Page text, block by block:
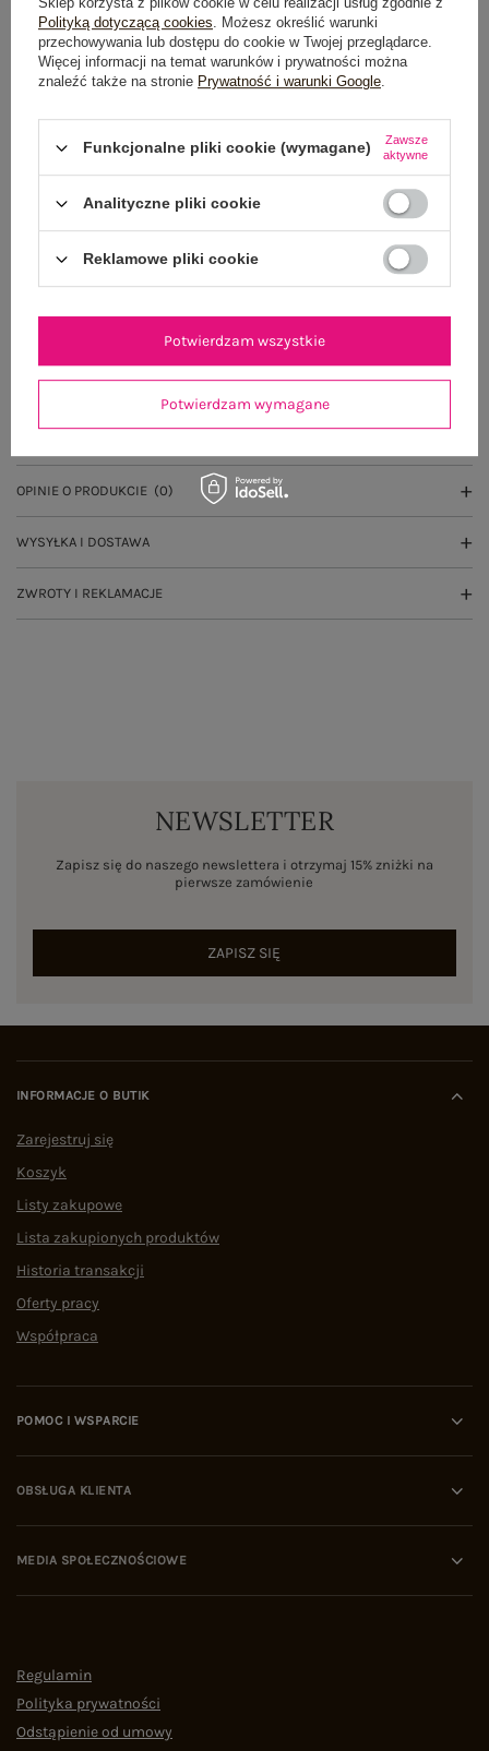
Możesz kupić także poprzez:
Dostawa od 7,99 zł
100 dni na zwrot
OPINIE O PRODUKCIE (0)
WYSYŁKA I DOSTAWA
ZWROTY I REKLAMACJE
NEWSLETTER
Zapisz się do naszego newslettera i otrzymaj 15% zniżki na
pierwsze zamówienie
ZAPISZ SIĘ
INFORMACJE O BUTIK
Zarejestruj się
Koszyk
Listy zakupowe
Lista zakupionych produktów
Historia transakcji
Oferty pracy
Współpraca
POMOC I WSPARCIE
OBSŁUGA KLIENTA
MEDIA SPOŁECZNOŚCIOWE
Regulamin
Polityka prywatności
Odstąpienie od umowy
Polityką dotyczącą cookies. Możesz określić warunki
przechowywania lub dostępu do cookie w Twojej przeglądarce.
Więcej informacji na temat warunków i prywatności można
znaleźć także na stronie Prywatność i warunki Google.
Funkcjonalne pliki cookie (wymagane)
Zawsze
aktywne
Analityczne pliki cookie
Reklamowe pliki cookie
Potwierdzam wymagane
Potwierdzam wszystkie